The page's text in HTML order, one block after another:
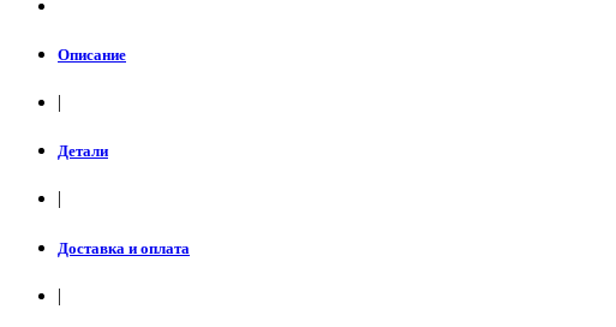
Описание
|
Детали
|
Доставка и оплата
|